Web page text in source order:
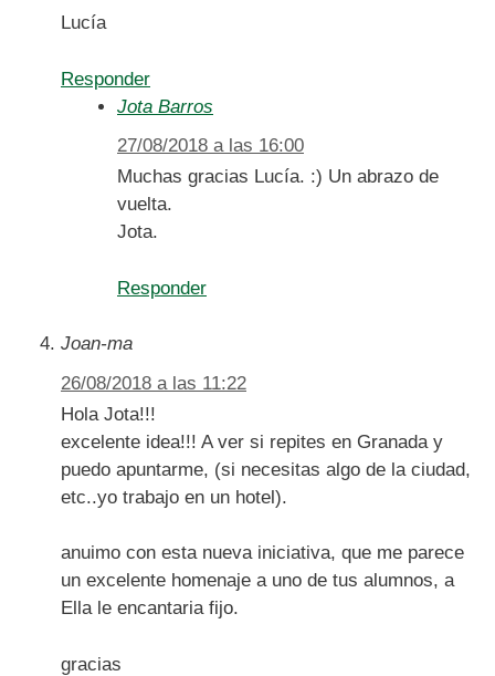
Lucía
Responder
Jota Barros
27/08/2018 a las 16:00
Muchas gracias Lucía. :) Un abrazo de
vuelta.
Jota.
Responder
Joan-ma
26/08/2018 a las 11:22
Hola Jota!!!
excelente idea!!! A ver si repites en Granada y
puedo apuntarme, (si necesitas algo de la ciudad,
etc..yo trabajo en un hotel).
anuimo con esta nueva iniciativa, que me parece
un excelente homenaje a uno de tus alumnos, a
Ella le encantaria fijo.
gracias